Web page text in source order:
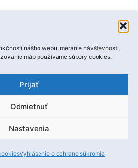
nášho webu, meranie návštevnosti,
máp používame súbory cookies:
Prijať
Odmietnuť
Nastavenia
Vyhlásenie o ochrane súkromia